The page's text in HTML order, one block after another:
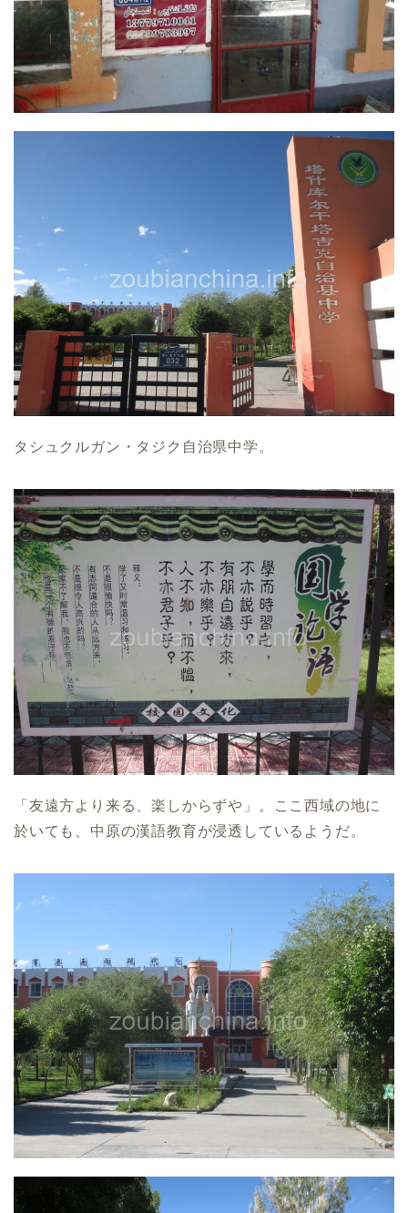
タシュクルガン・タジク自治県中学。
「友遠方より来る、楽しからずや」。ここ西域の地に
於いても、中原の漢語教育が浸透しているようだ。